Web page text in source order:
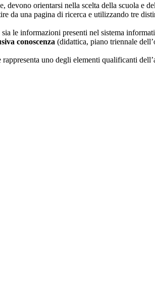
devono orientarsi nella scelta della scuola e
da una pagina di ricerca e utilizzando tre
le informazioni presenti nel sistema
conoscenza (didattica, piano triennale
uno degli elementi qualificanti